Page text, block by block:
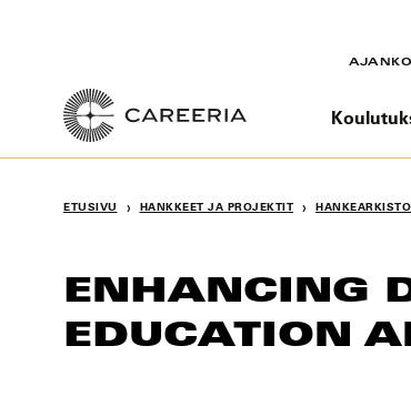
ETUSIVU › HANKKEET JA PROJEKTIT › HANKEARKISTO
ENHANCING
EDUCATION